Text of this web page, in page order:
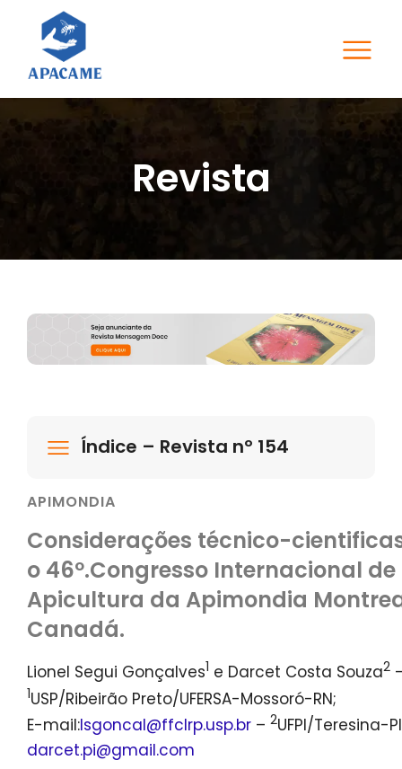
Revista
Índice – Revista nº 154
APIMONDIA
Considerações técnico-
o 46º.Congresso Internacional de
Apicultura da Apimondia
Canadá.
Lionel Segui Gonçalves1 e Darcet Costa Souza2
1USP/Ribeirão Preto/UFERSA-Mossoró-RN;
E-mail:lsgoncal@ffclrp.usp.br – 2UFPI/Teresina-
darcet.pi@gmail.com